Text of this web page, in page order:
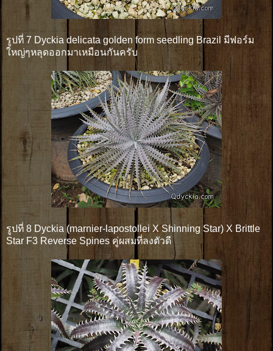
รูปที่ 7 Dyckia delicata golden form seedling Brazil มีฟอร์ม
ใหญ่ๆหลุดออกมาเหมือนกันครับ
รูปที่ 8 Dyckia (marnier-lapostollei X Shinning Star) X Brittle
Star F3 Reverse Spines คู่ผสมที่ลงตัวดี